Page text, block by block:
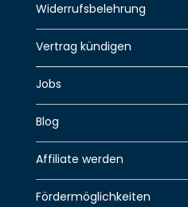
Widerrufsbelehrung
Vertrag kündigen
Jobs
Blog
Affiliate werden
Fördermöglichkeiten